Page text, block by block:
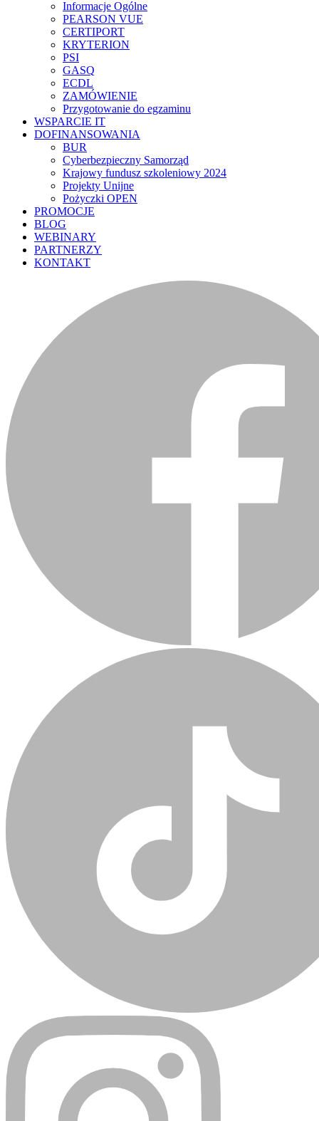
Informacje Ogólne
PEARSON VUE
CERTIPORT
KRYTERION
PSI
GASQ
ECDL
ZAMÓWIENIE
Przygotowanie do egzaminu
WSPARCIE IT
DOFINANSOWANIA
BUR
Cyberbezpieczny Samorząd
Krajowy fundusz szkoleniowy 2024
Projekty Unijne
Pożyczki OPEN
PROMOCJE
BLOG
WEBINARY
PARTNERZY
KONTAKT